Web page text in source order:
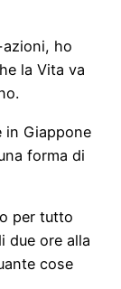
ho
la Vita va
in Giappone
forma di
per tutto
due ore alla
cose